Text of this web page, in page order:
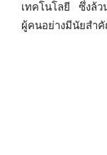
เทคโนโลยี ซึ่งล้ว
ผู้คนอย่างมีนัยสำ